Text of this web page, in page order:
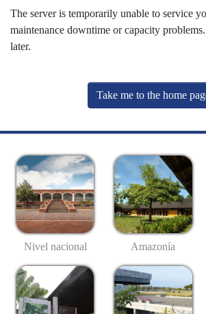
The server is temporarily unable to service
maintenance downtime or capacity
later.
Take me to the home
Nivel nacional Amazonía